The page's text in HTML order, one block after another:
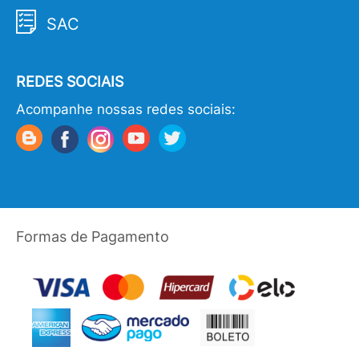
SAC
REDES SOCIAIS
Acompanhe nossas redes sociais:
Formas de Pagamento